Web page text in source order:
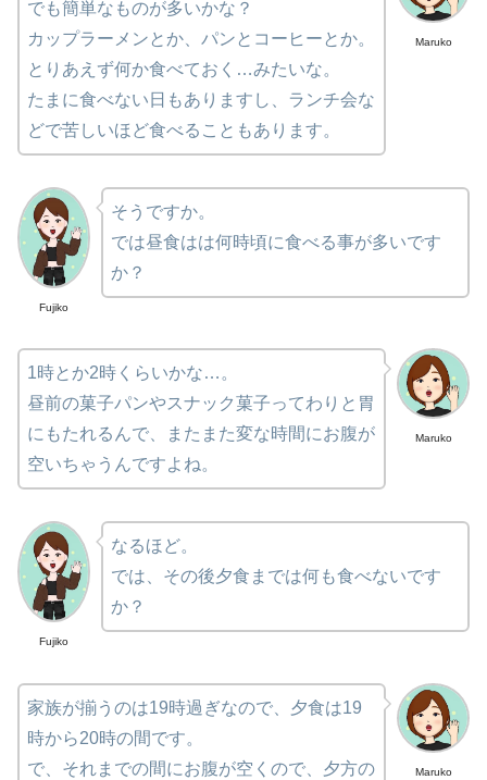
Maruko
でも簡単なものが多いかな？
カップラーメンとか、パンとコーヒーとか。
とりあえず何か食べておく…みたいな。
たまに食べない日もありますし、ランチ会な
どで苦しいほど食べることもあります。
Fujiko
そうですか。
では昼食はは何時頃に食べる事が多いです
か？
Maruko
1時とか2時くらいかな…。
昼前の菓子パンやスナック菓子ってわりと胃
にもたれるんで、またまた変な時間にお腹が
空いちゃうんですよね。
Fujiko
なるほど。
では、その後夕食までは何も食べないです
か？
Maruko
家族が揃うのは19時過ぎなので、夕食は19
時から20時の間です。
で、それまでの間にお腹が空くので、夕方の